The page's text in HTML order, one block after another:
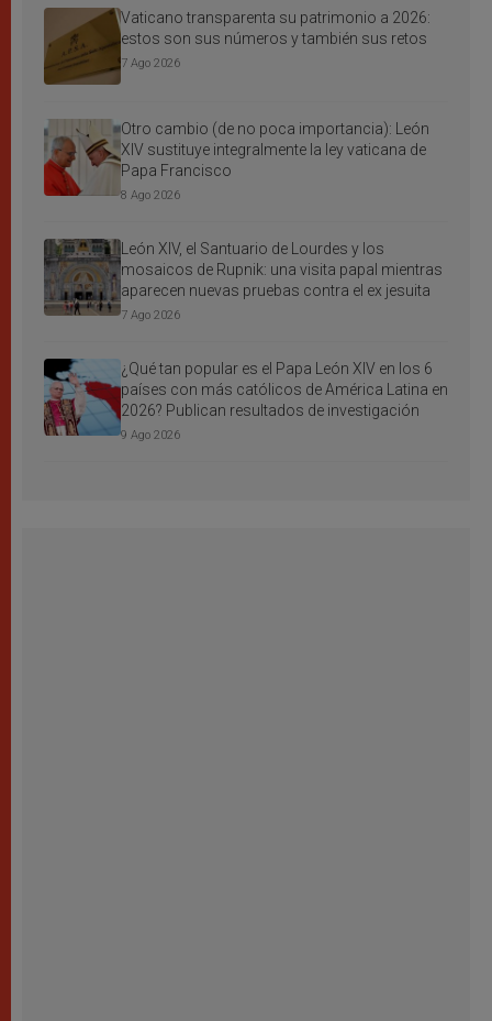
Vaticano transparenta su patrimonio a 2026:
estos son sus números y también sus retos
7 Ago 2026
Otro cambio (de no poca importancia): León
XIV sustituye integralmente la ley vaticana de
Papa Francisco
8 Ago 2026
León XIV, el Santuario de Lourdes y los
mosaicos de Rupnik: una visita papal mientras
aparecen nuevas pruebas contra el ex jesuita
7 Ago 2026
¿Qué tan popular es el Papa León XIV en los 6
países con más católicos de América Latina en
2026? Publican resultados de investigación
9 Ago 2026